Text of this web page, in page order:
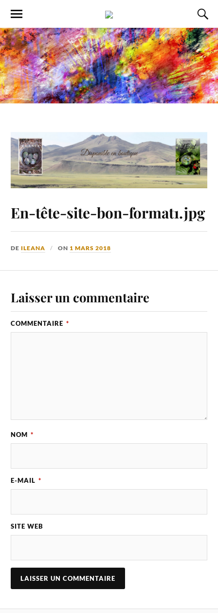
En-tête-site-bon-format1.jpg
DEILEANA ON 1 MARS 2018
Laisser un commentaire
COMMENTAIRE *
NOM *
E-MAIL *
SITE WEB
T